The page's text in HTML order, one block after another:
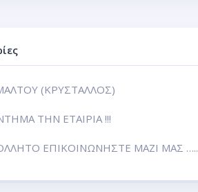
(ΚΡΥΣΤΑΛΛΟΣ)
ΤΗΝ ΕΤΑΙΡΙΑ !!!
ΕΠΙΚΟΙΝΩΝΗΣΤΕ ΜΑΖΙ ΜΑΣ …..